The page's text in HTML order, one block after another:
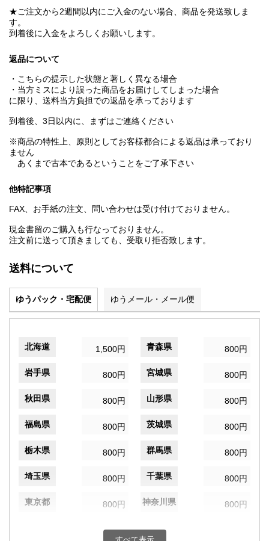
★ご注文から2週間以内にご入金のない場合、商品を発送致しま
す。
到着後に入金をよろしくお願いします。
返品について
・こちらの提示した状態と著しく異なる場合
・当方ミスにより誤った商品をお届けしてしまった場合
に限り、送料当方負担での返品を承っております
到着後、3日以内に、まずはご連絡ください
※商品の特性上、原則としてお客様都合による返品は承っており
ません
あくまで古本であるということをご了承下さい
他特記事項
FAX、お手紙の注文、問い合わせは受け付けておりません。
現金書留のご購入も行なっておりません。
注文前に送って頂きましても、受取り拒否致します。
送料について
ゆうパック・宅配便 ゆうメール・メール便
北海道 1,500円 青森県 800円
岩手県 800円 宮城県 800円
秋田県 800円 山形県 800円
福島県 800円 茨城県 800円
栃木県 800円 群馬県 800円
埼玉県 800円 千葉県 800円
東京都 800円 神奈川県 800円
800円 富山県